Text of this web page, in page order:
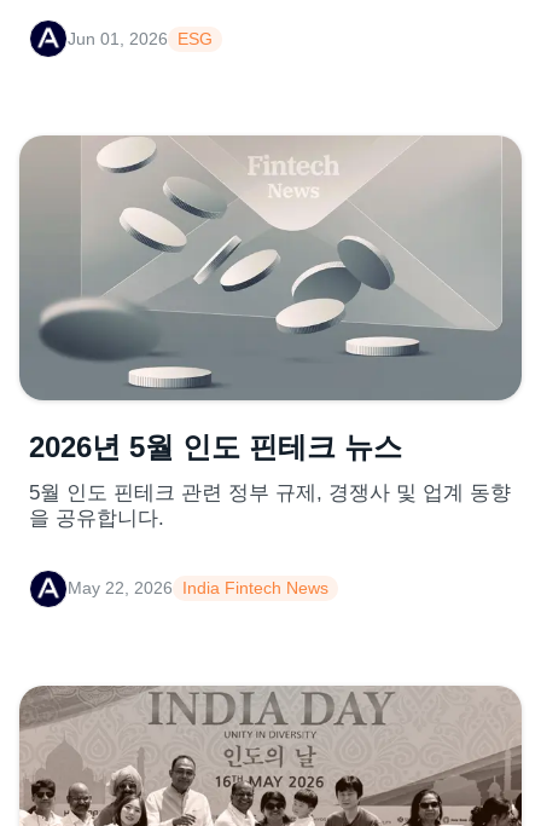
Jun 01, 2026 ESG
2026년 5월 인도 핀테크 뉴스
5월 인도 핀테크 관련 정부 규제, 경쟁사 및 업계 동향
을 공유합니다.
May 22, 2026 India Fintech News